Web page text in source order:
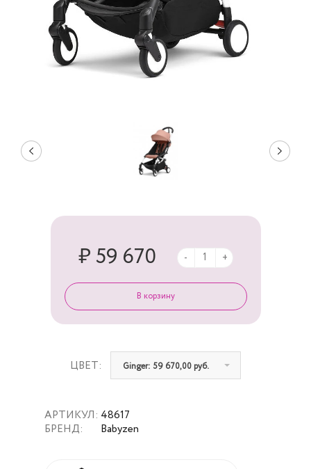
АРТИКУЛ:
БРЕНД:
48617
Babyzen
ЦВЕТ: Ginger: 59 670,00 руб.
₽ 59 670 - +